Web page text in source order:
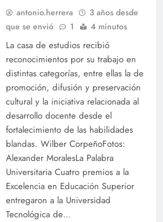
antonio.herrera
3 años desde
que se envió
1 4 minutos
La casa de estudios recibió
reconocimientos por su trabajo en
distintas categorías, entre ellas la de
promoción, difusión y preservación
cultural y la iniciativa relacionada al
desarrollo docente desde el
fortalecimiento de las habilidades
blandas. Wilber CorpeñoFotos:
Alexander MoralesLa Palabra
Universitaria Cuatro premios a la
Excelencia en Educación Superior
entregaron a la Universidad
Tecnológica de…